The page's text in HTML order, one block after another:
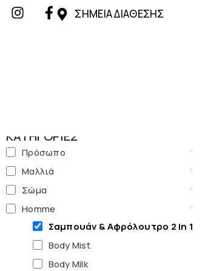
ΣΗΜΕΙΑ ΔΙΑΘΕΣΗΣ
ΚΑΤΗΓΟΡΙΕΣ
Πρόσωπο
Μαλλιά
Σώμα
Homme
Σαμπουάν & Αφρόλουτρο 2 in 1
Body Mist
Body Milk